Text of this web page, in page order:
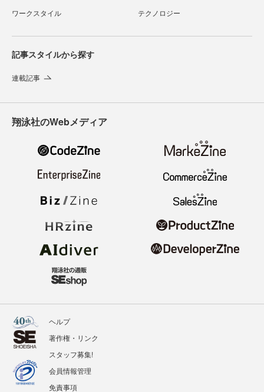
ワークスタイル テクノロジー
記事スタイルから探す
連載記事
翔泳社のWebメディア
ヘルプ
著作権・リンク
スタッフ募集!
会員情報管理
免責事項